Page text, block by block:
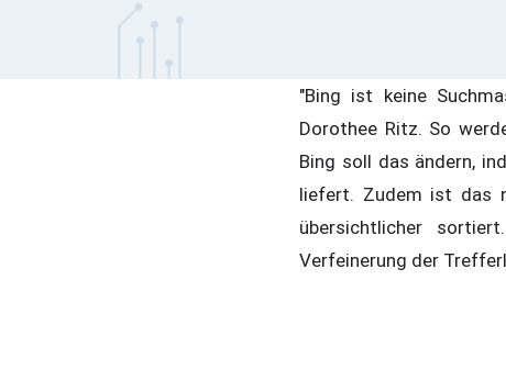
"Bing ist keine
Dorothee Ritz. So
Bing soll das ändern,
liefert. Zudem ist das
übersichtlicher
Verfeinerung der